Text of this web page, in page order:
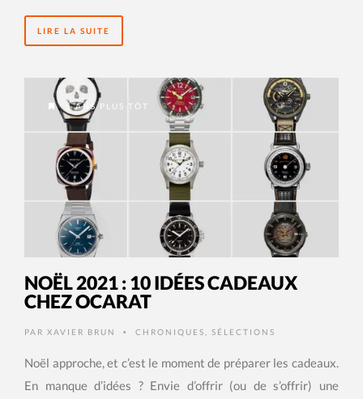
LIRE LA SUITE
5 ANS PLUS TÔT
NOËL 2021 : 10 IDÉES CADEAUX
CHEZ OCARAT
PAR XAVIER BRUN • CHRONIQUES SÉLECTIONS
Noël approche, et c’est le moment de préparer les cadeaux.
En manque d’idées ? Envie d’offrir (ou de s’offrir) une